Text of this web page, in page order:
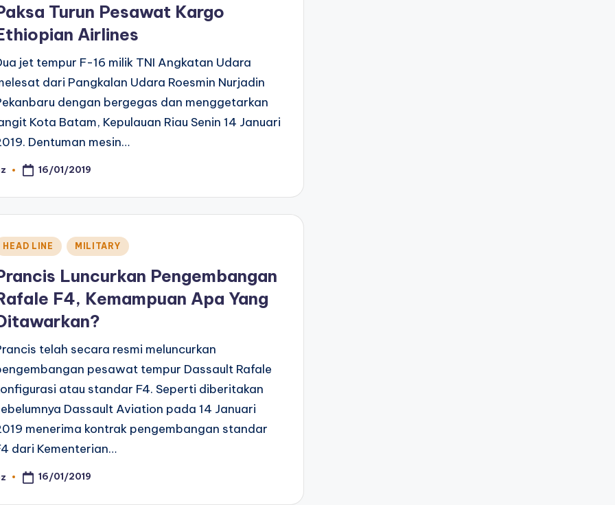
Turun Pesawat Kargo
Airlines
jet tempur F-16 milik TNI Angkatan Udara
dari Pangkalan Udara Roesmin Nurjadin
dengan bergegas dan menggetarkan
Kota Batam, Kepulauan Riau Senin 14 Januari
Dentuman mesin…
16/01/2019
HEAD LINE MILITARY
Luncurkan Pengembangan
F4, Kemampuan Apa Yang
telah secara resmi meluncurkan
pesawat tempur Dassault Rafale
atau standar F4. Seperti diberitakan
Dassault Aviation pada 14 Januari
menerima kontrak pengembangan standar
dari Kementerian…
16/01/2019